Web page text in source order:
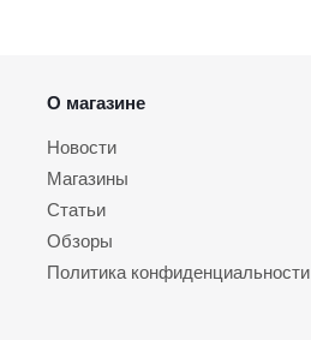
О магазине
Новости
Магазины
Статьи
Обзоры
Политика конфиденциальности